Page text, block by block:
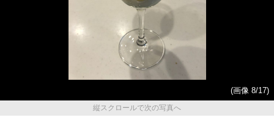
(画像 8/17)
縦スクロールで次の写真へ